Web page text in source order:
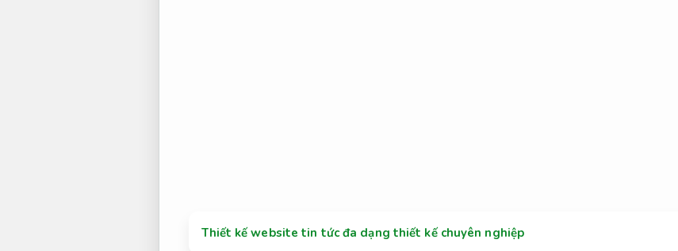
Thiết kế website tin tức đa dạng thiết kế chuyên nghiệp